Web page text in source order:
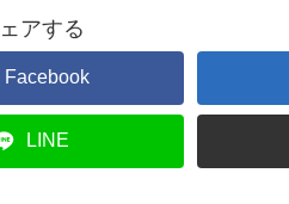
アする
Facebook
LINE